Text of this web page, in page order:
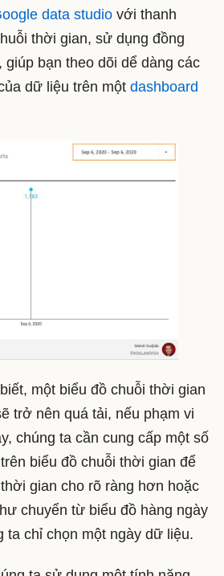
data studio với thanh
thời gian, sử dụng đồng
bạn theo dõi dể dàng các
dữ liệu trên một dashboard
một biểu đồ chuỗi thời gian
trở nên quá tải, nếu phạm vi
chúng ta cần cung cấp một số
biểu đồ chuỗi thời gian để
gian cho rõ ràng hơn hoặc
chuyển từ biểu đồ hàng ngày
ta chỉ chọn một ngày dữ liệu.